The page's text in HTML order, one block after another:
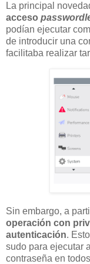
La principal
acceso
podían ejecutar
de introducir una
facilitaba realizar
Sin embargo, a
operación con
autenticación.
sudo para ejecutar
contraseña en